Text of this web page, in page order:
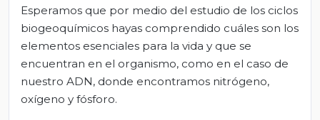
Esperamos que por medio del estudio de los ciclos
biogeoquímicos hayas comprendido cuáles son los
elementos esenciales para la vida y que se
encuentran en el organismo, como en el caso de
nuestro ADN, donde encontramos nitrógeno,
oxígeno y fósforo.